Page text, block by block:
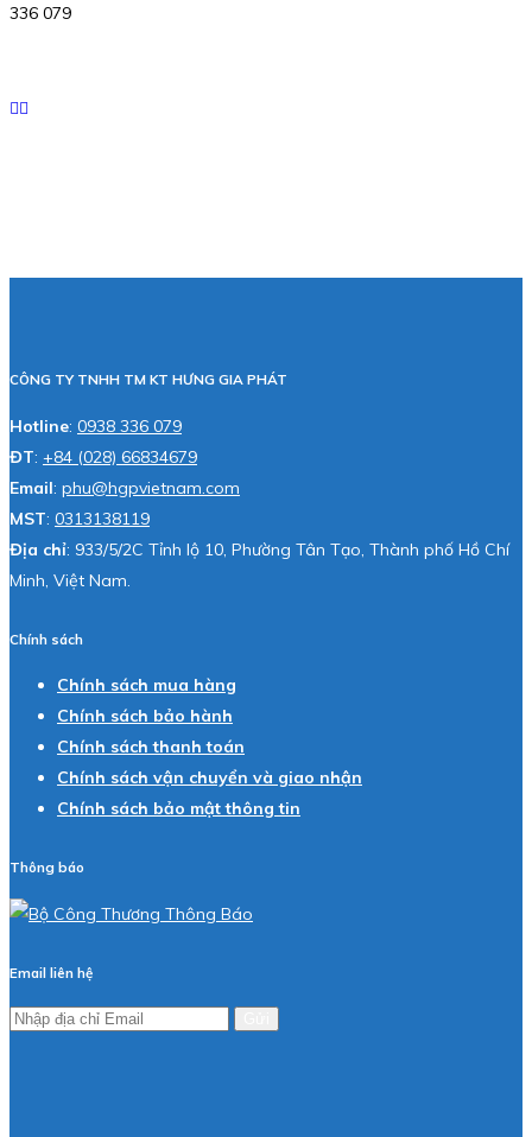
336 079
CÔNG TY TNHH TM KT HƯNG GIA PHÁT
Hotline: 0938 336 079
ĐT: +84 (028) 66834679
Email: phu@hgpvietnam.com
MST: 0313138119
Địa chỉ: 933/5/2C Tỉnh lộ 10, Phường Tân Tạo, Thành phố Hồ Chí
Minh, Việt Nam.
Chính sách
Chính sách mua hàng
Chính sách bảo hành
Chính sách thanh toán
Chính sách vận chuyển và giao nhận
Chính sách bảo mật thông tin
Thông báo
Email liên hệ